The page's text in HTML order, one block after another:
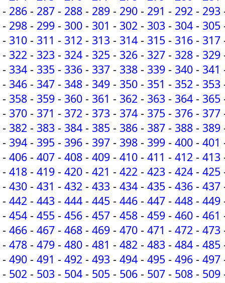
- 286 - 287 - 288 - 289 - 290 - 291 - 292 - 293
- 298 - 299 - 300 - 301 - 302 - 303 - 304 - 305
- 310 - 311 - 312 - 313 - 314 - 315 - 316 - 317
- 322 - 323 - 324 - 325 - 326 - 327 - 328 - 329
- 334 - 335 - 336 - 337 - 338 - 339 - 340 - 341
- 346 - 347 - 348 - 349 - 350 - 351 - 352 - 353
- 358 - 359 - 360 - 361 - 362 - 363 - 364 - 365
- 370 - 371 - 372 - 373 - 374 - 375 - 376 - 377
- 382 - 383 - 384 - 385 - 386 - 387 - 388 - 389
- 394 - 395 - 396 - 397 - 398 - 399 - 400 - 401
- 406 - 407 - 408 - 409 - 410 - 411 - 412 - 413
- 418 - 419 - 420 - 421 - 422 - 423 - 424 - 425
- 430 - 431 - 432 - 433 - 434 - 435 - 436 - 437
- 442 - 443 - 444 - 445 - 446 - 447 - 448 - 449
- 454 - 455 - 456 - 457 - 458 - 459 - 460 - 461
- 466 - 467 - 468 - 469 - 470 - 471 - 472 - 473
- 478 - 479 - 480 - 481 - 482 - 483 - 484 - 485
- 490 - 491 - 492 - 493 - 494 - 495 - 496 - 497
- 502 - 503 - 504 - 505 - 506 - 507 - 508 - 509